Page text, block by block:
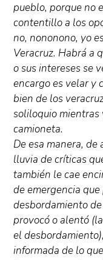
pueblo, porque no
contentillo a los
no, nononono, yo
Veracruz. Habrá a
o sus intereses se
encargo es velar y
bien de los
soliloquio mientras
camioneta.
De esa manera, de
lluvia de críticas
también le cae
de emergencia
desbordamiento
provocó o alentó
el
informada de lo